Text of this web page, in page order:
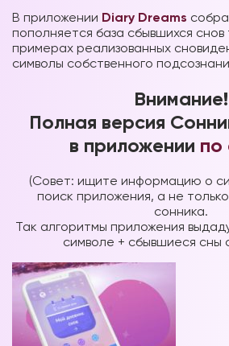
В приложении Diary Dreams
пополняется база сбывшихся
примерах реализованных
символы собственного
Внимание!
Полная версия
в приложении по
(Совет: ищите информацию о
поиск приложения, а не
сонника.
Так алгоритмы приложения
символе + сбывшиеся сны